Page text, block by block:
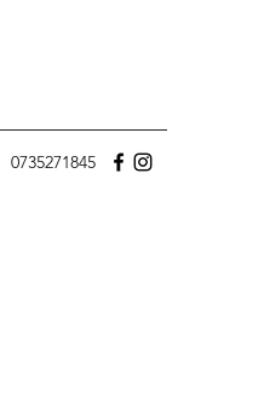
0735271845